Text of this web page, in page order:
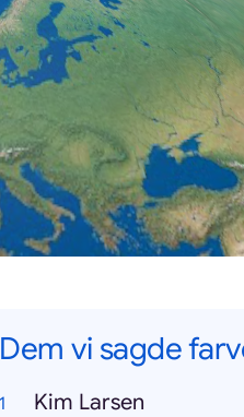
Dem vi sagde
Kim Larsen